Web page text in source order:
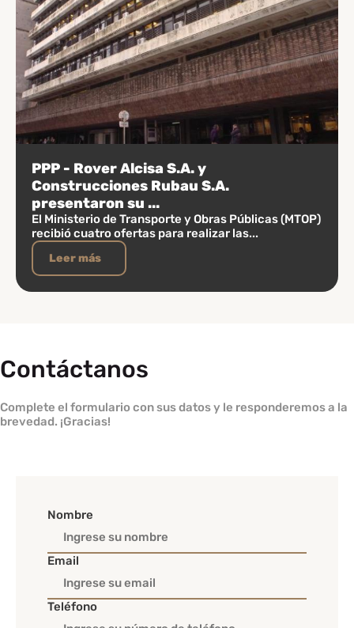
PPP - Rover Alcisa S.A. y
Construcciones Rubau S.A.
presentaron su ...
El Ministerio de Transporte y Obras Públicas (MTOP)
recibió cuatro ofertas para realizar las...
Leer más
Contáctanos
Complete el formulario con sus datos y le responderemos a la
brevedad. ¡Gracias!
Nombre
Email
Teléfono